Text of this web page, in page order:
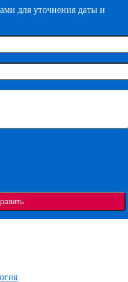
для уточнения даты и